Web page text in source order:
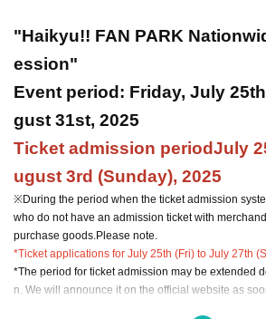
"Haikyu!! FAN PARK
ession"
Event period: Friday, July
gust 31st, 2025
Ticket admission periodJuly
ugust 3rd (Sunday), 2025
※During the period when the ticket admission
who do not have an admission ticket with
purchase goods Please note.
*Ticket applications for July 25th (Fri) to July 27th
*The period for ticket admission may be extended
n. We will announce it on the official website as